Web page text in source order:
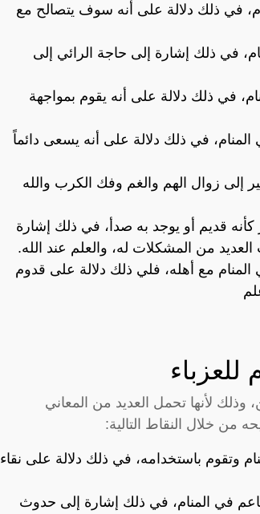
في ذلك دلالة على أنه سوف يتصالح مع
في ذلك إشارة إلى حاجة الرائي إلى
في ذلك دلالة على أنه يقوم بمواجهة
في ذلك دلالة على أنه يسعى دائماً
إلى زوال الهم والغم وفك الكرب والله
كأنه قديم أو يوجد به صدأ، في ذلك إشارة
من المشكلات له، والعلم عند الله.
مع أهله، فلي ذلك دلالة على قدوم
لأنها تحمل العديد من المعاني
من خلال النقاط التالية:
وتقوم باستخدامه، في ذلك دلالة على نقاء
في المنام، في ذلك إشارة إلى حدوث